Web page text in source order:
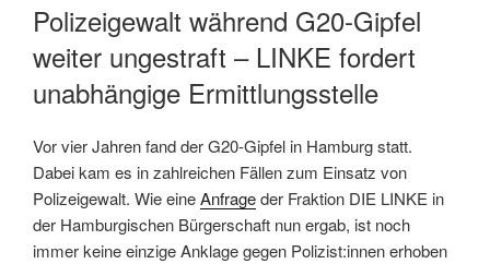
Polizeigewalt während G20-Gipfel
weiter ungestraft – LINKE fordert
unabhängige Ermittlungsstelle
Vor vier Jahren fand der G20-Gipfel in Hamburg statt.
Dabei kam es in zahlreichen Fällen zum Einsatz von
Polizeigewalt. Wie eineAnfrageder Fraktion DIE LINKE in
der Hamburgischen Bürgerschaft nun ergab, ist noch
immer keine einzige Anklage gegen Polizist:innen erhoben